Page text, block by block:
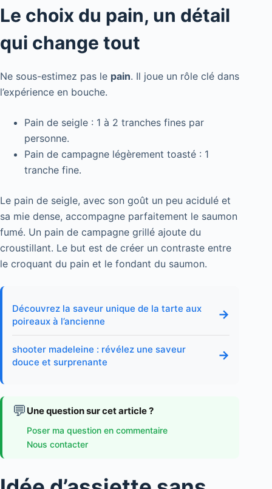
Le choix du pain, un détail
qui change tout
Ne sous-estimez pas le pain. Il joue un rôle clé dans
l’expérience en bouche.
Pain de seigle : 1 à 2 tranches fines par
personne.
Pain de campagne légèrement toasté : 1
tranche fine.
Le pain de seigle, avec son goût un peu acidulé et
sa mie dense, accompagne parfaitement le saumon
fumé. Un pain de campagne grillé ajoute du
croustillant. Le but est de créer un contraste entre
le croquant du pain et le fondant du saumon.
Découvrez la saveur unique de la tarte aux
poireaux à l’ancienne
→
shooter madeleine : révélez une saveur
douce et surprenante
→
💬 Une question sur cet article ?
Poser ma question en commentaire
Nous contacter